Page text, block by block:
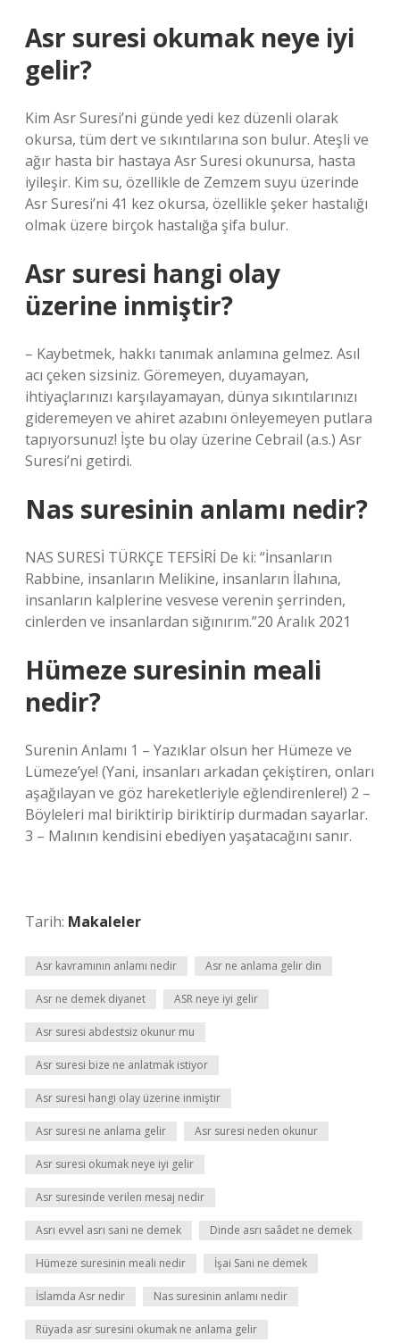
Asr suresi okumak neye iyi
gelir?
Kim Asr Suresi’ni günde yedi kez düzenli olarak
okursa, tüm dert ve sıkıntılarına son bulur. Ateşli ve
ağır hasta bir hastaya Asr Suresi okunursa, hasta
iyileşir. Kim su, özellikle de Zemzem suyu üzerinde
Asr Suresi’ni 41 kez okursa, özellikle şeker hastalığı
olmak üzere birçok hastalığa şifa bulur.
Asr suresi hangi olay
üzerine inmiştir?
– Kaybetmek, hakkı tanımak anlamına gelmez. Asıl
acı çeken sizsiniz. Göremeyen, duyamayan,
ihtiyaçlarınızı karşılayamayan, dünya sıkıntılarınızı
gideremeyen ve ahiret azabını önleyemeyen putlara
tapıyorsunuz! İşte bu olay üzerine Cebrail (a.s.) Asr
Suresi’ni getirdi.
Nas suresinin anlamı nedir?
NAS SURESİ TÜRKÇE TEFSİRİ De ki: “İnsanların
Rabbine, insanların Melikine, insanların İlahına,
insanların kalplerine vesvese verenin şerrinden,
cinlerden ve insanlardan sığınırım.”20 Aralık 2021
Hümeze suresinin meali
nedir?
Surenin Anlamı 1 – Yazıklar olsun her Hümeze ve
Lümeze’ye! (Yani, insanları arkadan çekiştiren, onları
aşağılayan ve göz hareketleriyle eğlendirenlere!) 2 –
Böyleleri mal biriktirip biriktirip durmadan sayarlar.
3 – Malının kendisini ebediyen yaşatacağını sanır.
Tarih: Makaleler
Asr kavramının anlamı nedir Asr ne anlama gelir din
Asr ne demek diyanet ASR neye iyi gelir
Asr suresi abdestsiz okunur mu
Asr suresi bize ne anlatmak istiyor
Asr suresi hangi olay üzerine inmiştir
Asr suresi ne anlama gelir Asr suresi neden okunur
Asr suresi okumak neye iyi gelir
Asr suresinde verilen mesaj nedir
Asrı evvel asrı sani ne demek Dinde asrı saâdet ne demek
Hümeze suresinin meali nedir İşai Sani ne demek
İslamda Asr nedir Nas suresinin anlamı nedir
Rüyada asr suresini okumak ne anlama gelir